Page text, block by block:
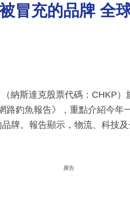
冒充的品牌 全
納斯達克股票代碼：CHKP
路釣魚報告》，重點介紹今年
牌。報告顯示，物流、科技
廣告